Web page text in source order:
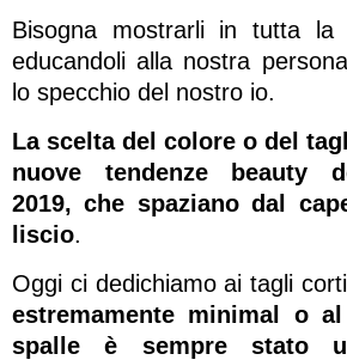
Bisogna mostrarli in tutta la
educandoli alla nostra
lo specchio del nostro io.
La scelta del colore o del
nuove tendenze beauty
2019, che spaziano dal
liscio.
Oggi ci dedichiamo ai tagli
estremamente minimal o
spalle è sempre stato